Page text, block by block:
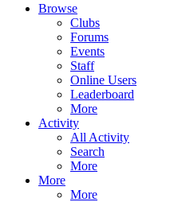
Browse
Clubs
Forums
Events
Staff
Online Users
Leaderboard
More
Activity
All Activity
Search
More
More
More